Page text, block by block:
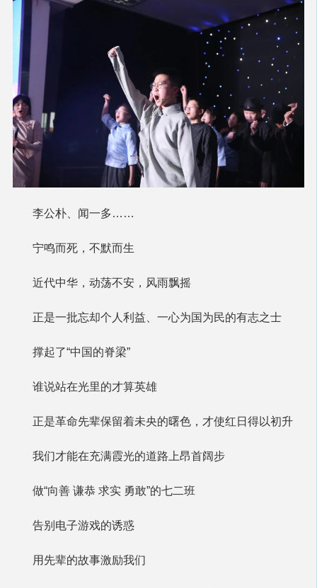
李公朴、闻一多……
宁鸣而死，不默而生
近代中华，动荡不安，风雨飘摇
正是一批忘却个人利益、一心为国为民的有志之士
撑起了“中国的脊梁”
谁说站在光里的才算英雄
正是革命先辈保留着未央的曙色，才使红日得以初升
我们才能在充满霞光的道路上昂首阔步
做“向善 谦恭 求实 勇敢”的七二班
告别电子游戏的诱惑
用先辈的故事激励我们